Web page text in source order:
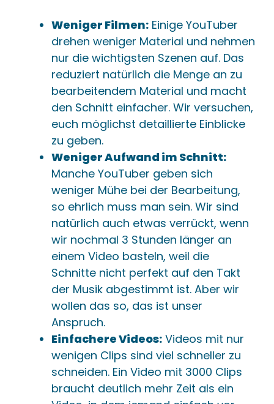
Weniger Filmen: Einige YouTuber
drehen weniger Material und nehmen
nur die wichtigsten Szenen auf. Das
reduziert natürlich die Menge an zu
bearbeitendem Material und macht
den Schnitt einfacher. Wir versuchen,
euch möglichst detaillierte Einblicke
zu geben.
Weniger Aufwand im Schnitt:
Manche YouTuber geben sich
weniger Mühe bei der Bearbeitung,
so ehrlich muss man sein. Wir sind
natürlich auch etwas verrückt, wenn
wir nochmal 3 Stunden länger an
einem Video basteln, weil die
Schnitte nicht perfekt auf den Takt
der Musik abgestimmt ist. Aber wir
wollen das so, das ist unser
Anspruch.
Einfachere Videos: Videos mit nur
wenigen Clips sind viel schneller zu
schneiden. Ein Video mit 3000 Clips
braucht deutlich mehr Zeit als ein